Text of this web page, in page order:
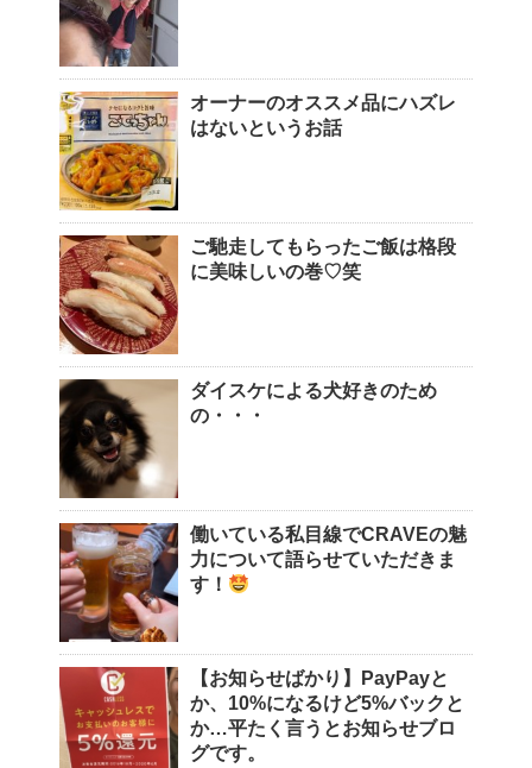
オーナーのオススメ品にハズレ
はないというお話
ご馳走してもらったご飯は格段
に美味しいの巻♡笑
ダイスケによる犬好きのため
の・・・
働いている私目線でCRAVEの魅
力について語らせていただきま
す！
【お知らせばかり】PayPayと
か、10%になるけど5%バックと
か…平たく言うとお知らせブロ
グです。